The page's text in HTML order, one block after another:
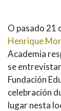
O pasado 21
Henrique
Academia
se
Fundación
celebración
lugar nesta